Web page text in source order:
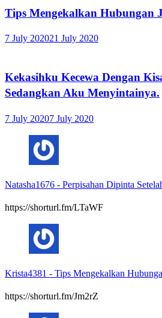
Tips Mengekalkan Hubungan
7 July 202021 July 2020
Kekasihku Kecewa Dengan
Sedangkan Aku Menyintainya.
7 July 20207 July 2020
Natasha1676 - Perpisahan Dipinta
https://shorturl.fm/LTaWF
Krista4381 - Tips Mengekalkan
https://shorturl.fm/Jm2rZ